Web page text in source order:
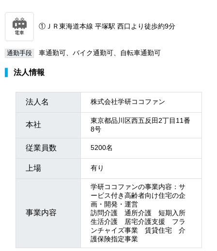
電車
①ＪＲ東海道本線 平塚駅 西口より徒歩約9分
通勤手段 車通勤可、バイク通勤可、自転車通勤可
法人情報
法人名 株式会社学研ココファン
本社
東京都品川区西五反田2丁目11番
8号
従業員数 5200名
上場 有り
事業内容
学研ココファンの事業内容：サ
ービス付き高齢者向け住宅の企
画・開発・運営
訪問介護 通所介護 短期入所
生活介護 居宅介護支援 フラ
ンチャイズ事業 賃貸住宅 介
護保険指定事業